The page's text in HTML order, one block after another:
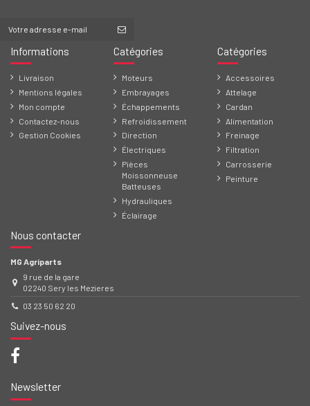
Informations
Livraison
Mentions légales
Mon compte
Contactez-nous
Gestion Cookies
Catégories
Moteurs
Embrayages
Échappements
Refroidissement
Direction
Électriques
Pièces
Moissonneuse
Batteuses
Hydrauliques
Éclairage
Catégories
Accessoires
Attelage
Cardan
Alimentation
Freinage
Filtration
Carrosserie
Peinture
Nous contacter
MG Agriparts
9 rue de la gare
02240 Sery les Mezieres
03 23 50 62 20
Suivez-nous
Newsletter